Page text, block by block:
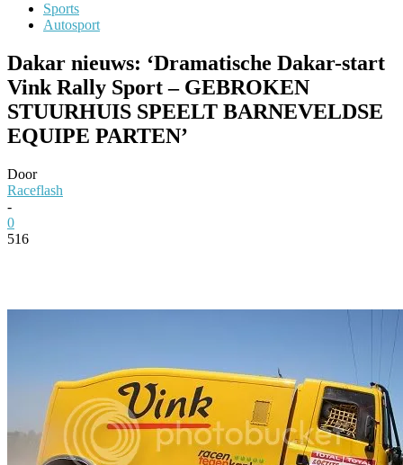
Sports
Autosport
Dakar nieuws: ‘Dramatische Dakar-start
Vink Rally Sport – GEBROKEN
STUURHUIS SPEELT BARNEVELDSE
EQUIPE PARTEN’
Door
Raceflash
-
0
516